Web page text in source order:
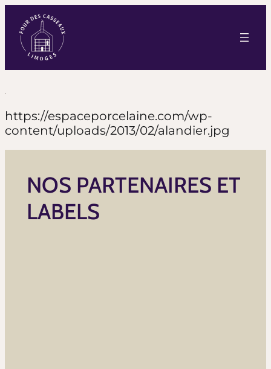
https://espaceporcelaine.com/wp-
content/uploads/2013/02/alandier.jpg
NOS PARTENAIRES ET
LABELS